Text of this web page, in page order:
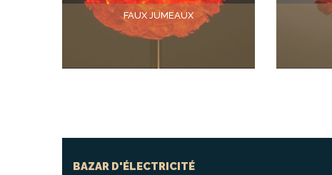
FAUX JUMEAUX
BAZAR D'ÉLECTRICITÉ